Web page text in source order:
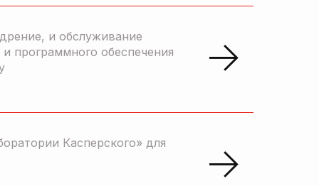
и обслуживание
программного обеспечения
Касперского» для